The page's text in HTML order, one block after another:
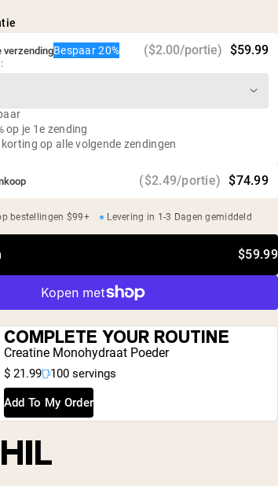
BCAA's per portie
GMO-vrij
zoetstoffen, smaakstoffen of
($2.49/portie) $74.99
verzendingBespaar 20% ($2.00/portie) $59.99
op je 1e zending
korting op alle volgende zendingen
bestellingen $99+ Levering in 1-3 Dagen gemiddeld
$59.99
COMPLETE YOUR ROUTINE
Creatine Monohydraat Poeder
$ 21.99 100 servings
Add To My Order